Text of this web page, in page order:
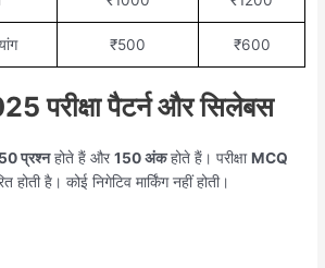
₹500 ₹600
परीक्षा पैटर्न और सिलेबस
प्रश्नहोते हैं और150 अंकहोते हैं। परीक्षाMCQ
होती है। कोई निगेटिव मार्किंग नहीं होती।